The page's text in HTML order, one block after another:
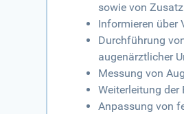
sowie von
Informieren über
Durchführung
augenärztlicher
Messung von
Weiterleitung der
Anpassung von